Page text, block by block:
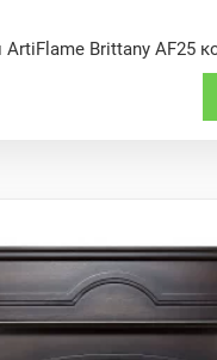
ArtiFlame Brittany AF25